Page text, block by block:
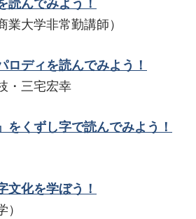
大学非常勤講師）
ディを読んでみよう！
・三宅宏幸
くずし字で読んでみよう！
化を学ぼう！